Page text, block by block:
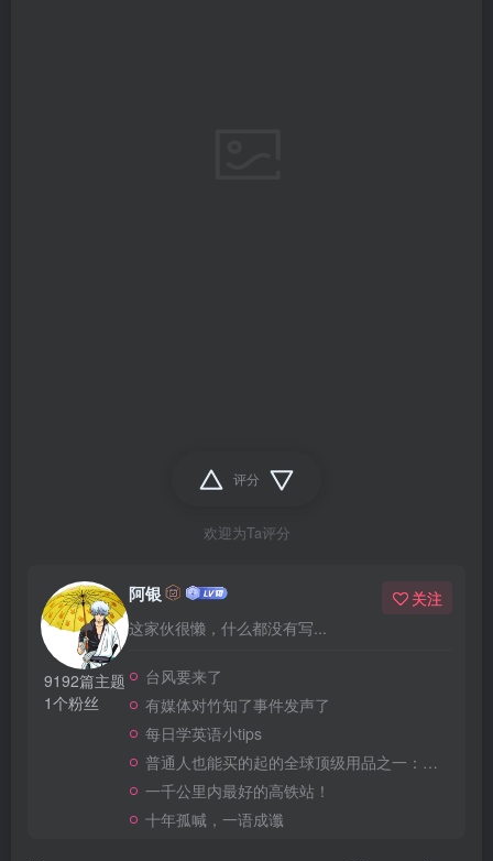
评分
欢迎为Ta评分
9192篇主题
1个粉丝
阿银
这家伙很懒，什么都没有写...
关注
台风要来了
有媒体对竹知了事件发声了
每日学英语小tips
普通人也能买的起的全球顶级用品之一：WD-40润滑除锈剂！
一千公里内最好的高铁站！
十年孤喊，一语成谶